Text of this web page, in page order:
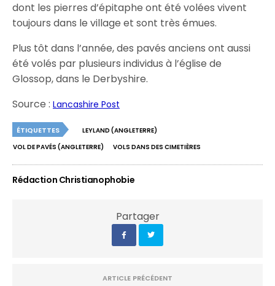
dont les pierres d’épitaphe ont été volées vivent
toujours dans le village et sont très émues.
Plus tôt dans l’année, des pavés anciens ont aussi
été volés par plusieurs individus à l’église de
Glossop, dans le Derbyshire.
Source :Lancashire Post
ÉTIQUETTES
LEYLAND (ANGLETERRE)
VOL DE PAVÉS (ANGLETERRE)
VOLS DANS DES CIMETIÈRES
Rédaction Christianophobie
Partager
ARTICLE PRÉCÉDENT